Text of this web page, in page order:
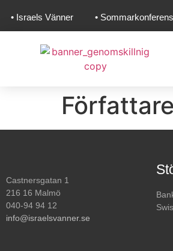
• Israels Vänner • Sommarkonferens
Castnersgatan 1
216 16 Malmö
040-94 94 12
info@israelsvanner.se